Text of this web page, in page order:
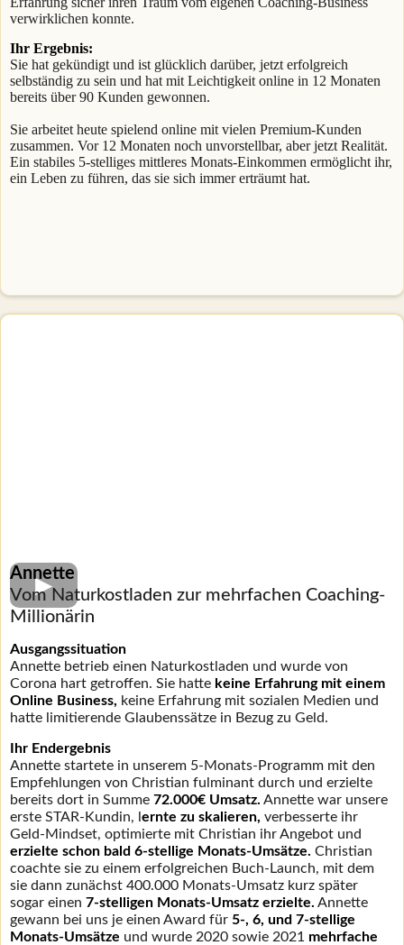
verwirklichen konnte.
Ihr Ergebnis:
Sie hat gekündigt und ist glücklich darüber, jetzt erfolgreich
selbständig zu sein und hat mit Leichtigkeit online in 12 Monaten
bereits über 90 Kunden gewonnen.
Sie arbeitet heute spielend online mit vielen Premium-Kunden
zusammen. Vor 12 Monaten noch unvorstellbar, aber jetzt Realität.
Ein stabiles 5-stelliges mittleres Monats-Einkommen ermöglicht ihr,
ein Leben zu führen, das sie sich immer erträumt hat.
Annette
Vom Naturkostladen zur mehrfachen Coaching-
Millionärin
Ausgangssituation
Annette betrieb einen Naturkostladen und wurde von
Corona hart getroffen. Sie hatte keine Erfahrung mit einem
Online Business, keine Erfahrung mit sozialen Medien und
hatte limitierende Glaubenssätze in Bezug zu Geld.
Ihr Endergebnis
Annette startete in unserem 5-Monats-Programm mit den
Empfehlungen von Christian fulminant durch und erzielte
bereits dort in Summe 72.000€ Umsatz. Annette war unsere
erste STAR-Kundin, l ernte zu skalieren, verbesserte ihr
Geld-Mindset, optimierte mit Christian ihr Angebot und
erzielte schon bald 6-stellige Monats-Umsätze. Christian
coachte sie zu einem erfolgreichen Buch-Launch, mit dem
sie dann zunächst 400.000 Monats-Umsatz kurz später
sogar einen 7-stelligen Monats-Umsatz erzielte. Annette
gewann bei uns je einen Award für 5-, 6, und 7-stellige
Monats-Umsätze und wurde 2020 sowie 2021 mehrfache